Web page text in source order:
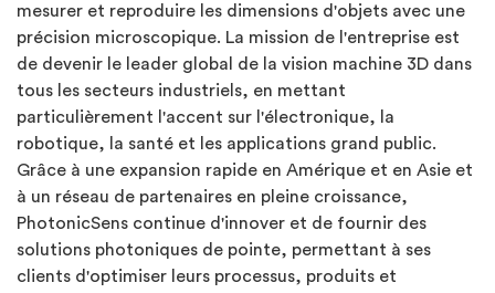
mesurer et reproduire les dimensions d'objets avec une
précision microscopique. La mission de l'entreprise est
de devenir le leader global de la vision machine 3D dans
tous les secteurs industriels, en mettant
particulièrement l'accent sur l'électronique, la
robotique, la santé et les applications grand public.
Grâce à une expansion rapide en Amérique et en Asie et
à un réseau de partenaires en pleine croissance,
PhotonicSens continue d'innover et de fournir des
solutions photoniques de pointe, permettant à ses
clients d'optimiser leurs processus, produits et